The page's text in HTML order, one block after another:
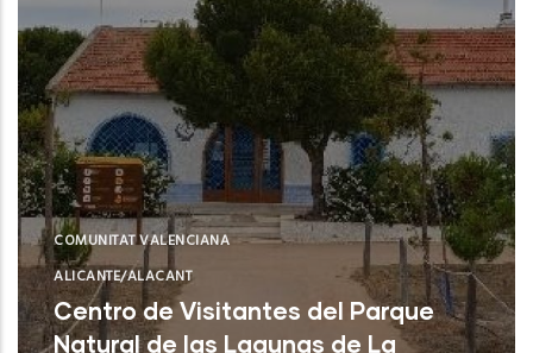
COMUNITAT VALENCIANA
ALICANTE/ALACANT
Centro de Visitantes del Parque
Natural de las Lagunas de La